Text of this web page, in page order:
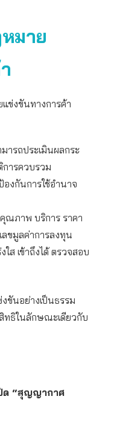
มาย
ข่งขันทางการค้า
ารถประเมินผลกระ
ารควบรวม
งกันการใช้อำนาจ
ณภาพ บริการ ราคา
ลขมูลค่าการลงทุน
ส เข้าถึงได้ ตรวจสอบ
ขันอย่างเป็นธรรม
ทธิในลักษณะเดียวกับ
ด “สุญญากาศ